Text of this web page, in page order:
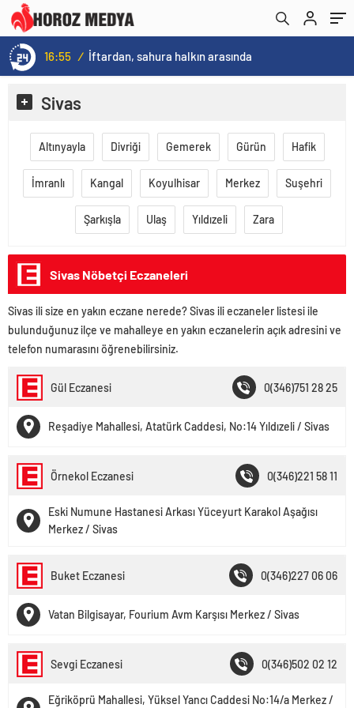
16:55 / İftardan, sahura halkın arasında
Sivas
Altınyayla Divriği Gemerek Gürün Hafik
İmranlı Kangal Koyulhisar Merkez Suşehri
Şarkışla Ulaş Yıldızeli Zara
Sivas Nöbetçi Eczaneleri
Sivas ili size en yakın eczane nerede? Sivas ili eczaneler listesi ile
bulunduğunuz ilçe ve mahalleye en yakın eczanelerin açık adresini ve
telefon numarasını öğrenebilirsiniz.
Gül Eczanesi 0(346)751 28 25
Reşadiye Mahallesi, Atatürk Caddesi, No:14 Yıldızeli / Sivas
Örnekol Eczanesi 0(346)221 58 11
Eski Numune Hastanesi Arkası Yüceyurt Karakol Aşağısı
Merkez / Sivas
Buket Eczanesi 0(346)227 06 06
Vatan Bilgisayar, Fourium Avm Karşısı Merkez / Sivas
Sevgi Eczanesi 0(346)502 02 12
Eğriköprü Mahallesi, Yüksel Yancı Caddesi No:14/a Merkez /